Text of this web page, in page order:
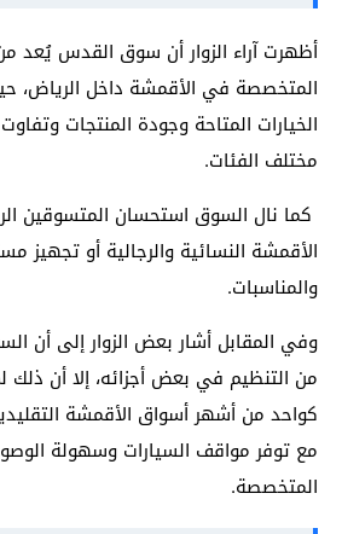
أظهرت آراء الزوار أن سوق القدس يُعد
المتخصصة في الأقمشة داخل الرياض،
الخيارات المتاحة وجودة المنتجات
مختلف الفئات.
كما نال السوق استحسان المتسوقين
الأقمشة النسائية والرجالية أو تجهيز
والمناسبات.
وفي المقابل أشار بعض الزوار إلى أن
من التنظيم في بعض أجزائه، إلا أن ذلك
كواحد من أشهر أسواق الأقمشة
مع توفر مواقف السيارات وسهولة
المتخصصة.